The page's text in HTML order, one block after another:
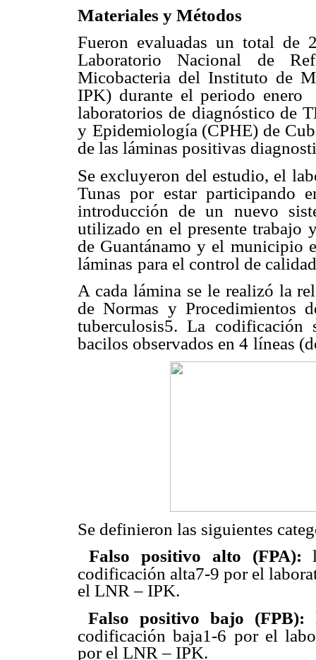
Materiales y Métodos
Fueron evaluadas un total de
Laboratorio Nacional de
Micobacteria del Instituto de
IPK) durante el periodo enero
laboratorios de diagnóstico de
y Epidemiología (CPHE) de
de las láminas positivas
Se excluyeron del estudio, el
Tunas por estar participando
introducción de un nuevo
utilizado en el presente trabajo
de Guantánamo y el municipio
láminas para el control de
A cada lámina se le realizó la
de Normas y Procedimientos
tuberculosis5. La codificación
bacilos observados en 4 líneas
Se definieron las siguientes
Falso positivo alto (FPA):
codificación alta7-9 por el
el LNR – IPK.
Falso positivo bajo (FPB):
codificación baja1-6 por el
por el LNR – IPK.